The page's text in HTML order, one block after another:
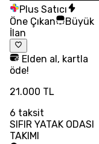
Plus Satıcı
Öne Çıkan
Büyük
İlan
Elden al, kartla
öde!
21.000 TL
6 taksit
SIFIR YATAK ODASI
TAKIMI